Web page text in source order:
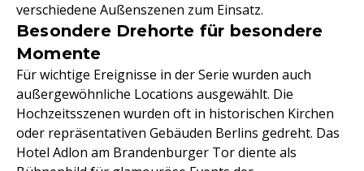
verschiedene Außenszenen zum Einsatz.
Besondere Drehorte für besondere
Momente
Für wichtige Ereignisse in der Serie wurden auch
außergewöhnliche Locations ausgewählt. Die
Hochzeitsszenen wurden oft in historischen Kirchen
oder repräsentativen Gebäuden Berlins gedreht. Das
Hotel Adlon am Brandenburger Tor diente als